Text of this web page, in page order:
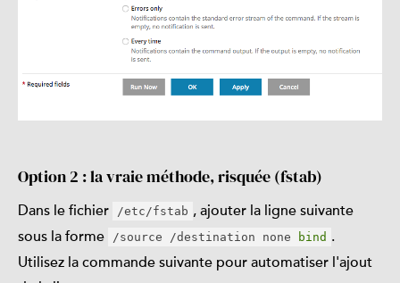
Option 2 : la vraie méthode, risquée (fstab)
Dans le fichier /etc/fstab , ajouter la ligne suivante
sous la forme
/source /destination none bind .
Utilisez la commande suivante pour automatiser l'ajout